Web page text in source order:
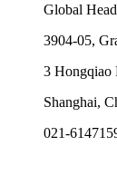
Global
3904-05,
3 Hongqiao
Shanghai,
021-